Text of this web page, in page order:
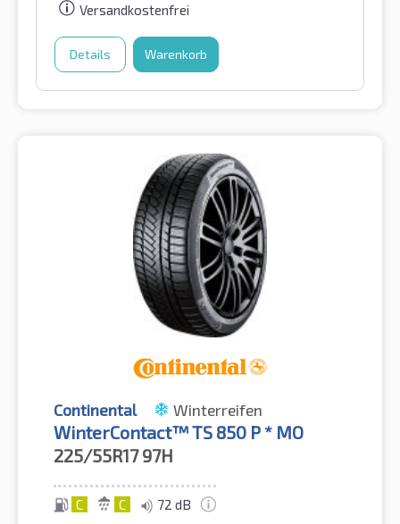
Versandkostenfrei
Details Warenkorb
Continental Winterreifen
WinterContact™ TS 850 P * MO
225/55R17 97H
C C 72 dB